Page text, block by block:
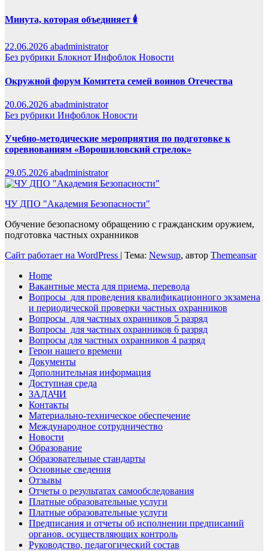
Минута, которая объединяет 🕯️
22.06.2026 abadministrator
Без рубрики Блокнот Инфоблок Новости
Окружной форум Комитета семей воинов Отечества
20.06.2026 abadministrator
Без рубрики Инфоблок Новости
Учебно-методические мероприятия по подготовке к
соревнованиям «Ворошиловский стрелок»
29.05.2026 abadministrator
ЧУ ДПО "Академия Безопасности"
Обучение безопасному обращению с гражданским оружием,
подготовка частных охранников
Сайт работает на WordPress
Тема: Newsup, автор Themeansar
Home
Вакантные места для приема, перевода
Вопросы для проведения квалификационного экзамена
и периодической проверки частных охранников
Вопросы для частных охранников 5 разряд
Вопросы для частных охранников 6 разряд
Вопросы для частных охранников 4 разряд
Герои нашего времени
Документы
Дополнительная информация
Доступная среда
ЗАДАЧИ
Контакты
Материально-техническое обеспечение
Международное сотрудничество
Новости
Образование
Образовательные стандарты
Основные сведения
Отзывы
Отчеты о результатах самообследования
Платные образовательные услуги
Платные образовательные услуги
Предписания и отчеты об исполнении предписаний
органов. осуществляющих контроль
Руководство, педагогический состав